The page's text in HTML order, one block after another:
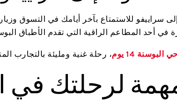
سراييفو للاستمتاع بآخر أيامك في التسوق
في أحد المطاعم الراقية التي تقدم الأطباق
14 يوم ، رحلة غنية ومليئة بالتجارب
لرحلتك في